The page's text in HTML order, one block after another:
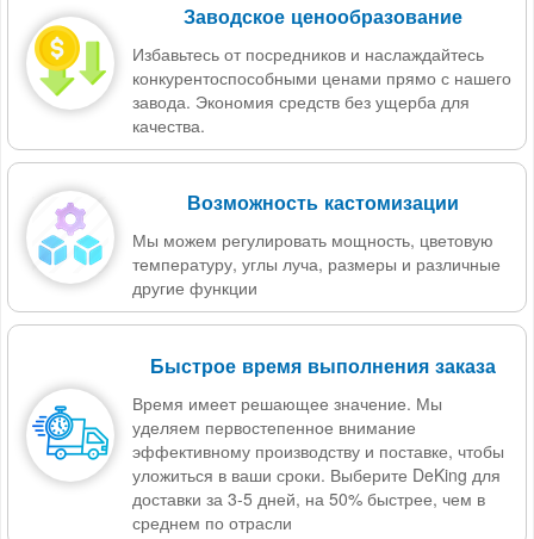
Заводское ценообразование
Избавьтесь от посредников и наслаждайтесь
конкурентоспособными ценами прямо с нашего
завода. Экономия средств без ущерба для
качества.
Возможность кастомизации
Мы можем регулировать мощность, цветовую
температуру, углы луча, размеры и различные
другие функции
Быстрое время выполнения заказа
Время имеет решающее значение. Мы
уделяем первостепенное внимание
эффективному производству и поставке, чтобы
уложиться в ваши сроки. Выберите DeKing для
доставки за 3-5 дней, на 50% быстрее, чем в
среднем по отрасли